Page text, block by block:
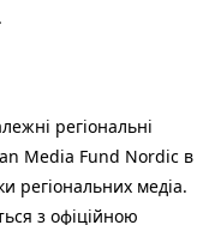
регіональні
Media Fund Nordic в
регіональних медіа.
з офіційною